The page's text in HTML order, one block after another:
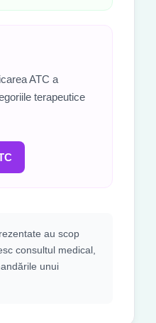
ATC a
terapeutice
au scop
consultul medical,
unui